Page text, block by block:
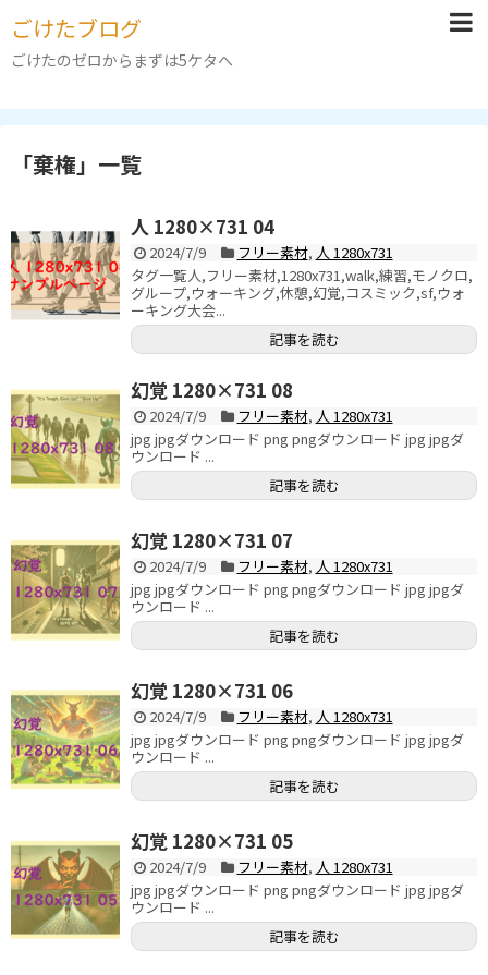
ごけたブログ
ごけたのゼロからまずは5ケタへ
「棄権」 一覧
人 1280×731 04
2024/7/9 フリー素材, 人 1280x731
タグ一覧人,フリー素材,1280x731,walk,練習,モノクロ,
グループ,ウォーキング,休憩,幻覚,コスミック,sf,ウォ
ーキング大会...
記事を読む
幻覚 1280×731 08
2024/7/9 フリー素材, 人 1280x731
jpg jpgダウンロード png pngダウンロード jpg jpgダ
ウンロード ...
記事を読む
幻覚 1280×731 07
2024/7/9 フリー素材, 人 1280x731
jpg jpgダウンロード png pngダウンロード jpg jpgダ
ウンロード ...
記事を読む
幻覚 1280×731 06
2024/7/9 フリー素材, 人 1280x731
jpg jpgダウンロード png pngダウンロード jpg jpgダ
ウンロード ...
記事を読む
幻覚 1280×731 05
2024/7/9 フリー素材, 人 1280x731
jpg jpgダウンロード png pngダウンロード jpg jpgダ
ウンロード ...
記事を読む